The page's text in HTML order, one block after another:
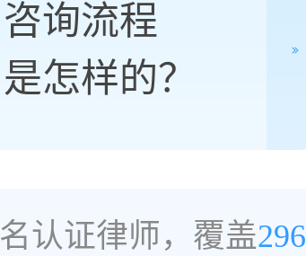
咨询流程
是怎样的？
名认证律师，覆盖296